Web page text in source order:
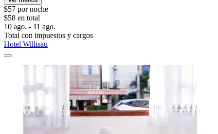
$57 por noche
$58 en total
10 ago. - 11 ago.
Total con impuestos y cargos
Hotel Willisau